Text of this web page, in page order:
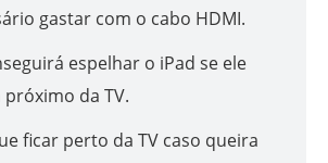
gastar com o cabo HDMI.
espelhar o iPad se ele
da TV.
ficar perto da TV caso queira